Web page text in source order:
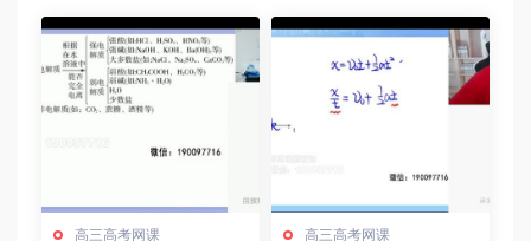
高三高考网课 高三高考网课